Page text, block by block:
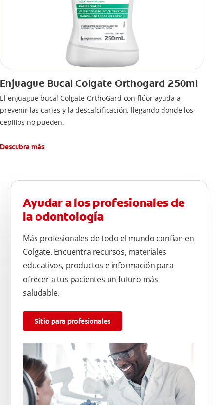
Enjuague Bucal Colgate Orthogard 250ml
El enjuague bucal Colgate OrthoGard con flúor ayuda a
prevenir las caries y la descalcificación, llegando donde los
cepillos no pueden.
Descubra más
Ayudar a los profesionales de
la odontología
Más profesionales de todo el mundo confían en
Colgate. Encuentra recursos, materiales
educativos, productos e información para
ofrecer a tus pacientes un futuro más
saludable.
Sitio para profesionales